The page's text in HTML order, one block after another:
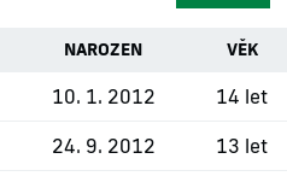
NAROZEN VĚK
10. 1. 2012 14 let
24. 9. 2012 13 let